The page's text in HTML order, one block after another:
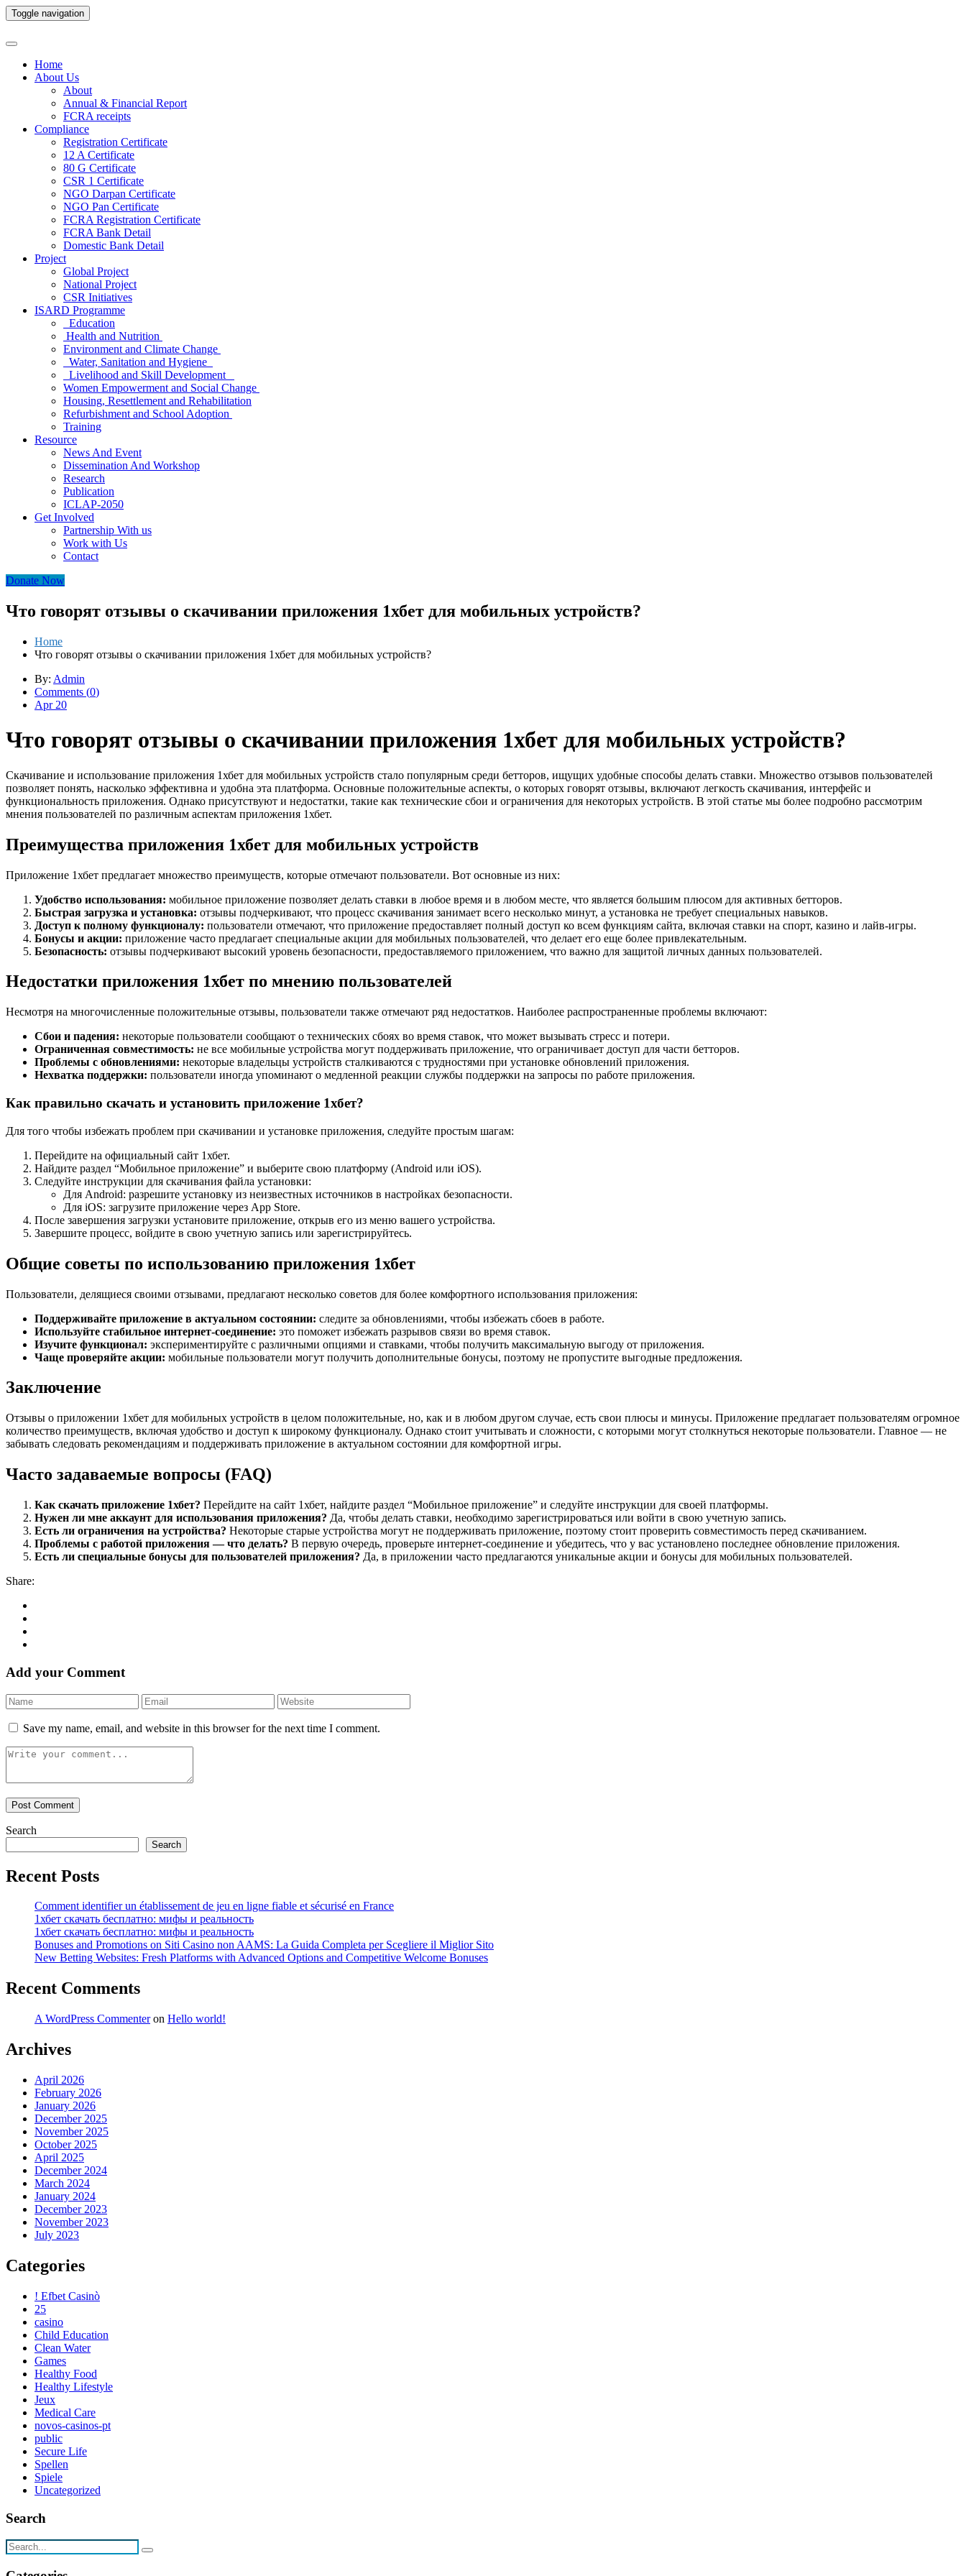
Toggle navigation
Home
About Us
About
Annual & Financial Report
FCRA receipts
Compliance
Registration Certificate
12 A Certificate
80 G Certificate
CSR 1 Certificate
NGO Darpan Certificate
NGO Pan Certificate
FCRA Registration Certificate
FCRA Bank Detail
Domestic Bank Detail
Project
Global Project
National Project
CSR Initiatives
ISARD Programme
Education
Health and Nutrition
Environment and Climate Change
Water, Sanitation and Hygiene
Livelihood and Skill Development
Women Empowerment and Social Change
Housing, Resettlement and Rehabilitation
Refurbishment and School Adoption
Training
Resource
News And Event
Dissemination And Workshop
Research
Publication
ICLAP-2050
Get Involved
Partnership With us
Work with Us
Contact
Donate Now
Что говорят отзывы о скачивании приложения 1хбет для мобильных устройств?
Home
Что говорят отзывы о скачивании приложения 1хбет для мобильных устройств?
By: Admin
Comments (0)
Apr 20
Что говорят отзывы о скачивании приложения 1хбет для мобильных устройств?
Скачивание и использование приложения 1хбет для мобильных устройств стало популярным среди бетторов, ищущих удобные способы делать ставки. Множество отзывов пользователей
позволяет понять, насколько эффективна и удобна эта платформа. Основные положительные аспекты, о которых говорят отзывы, включают легкость скачивания, интерфейс и
функциональность приложения. Однако присутствуют и недостатки, такие как технические сбои и ограничения для некоторых устройств. В этой статье мы более подробно рассмотрим
мнения пользователей по различным аспектам приложения 1хбет.
Преимущества приложения 1хбет для мобильных устройств
Приложение 1хбет предлагает множество преимуществ, которые отмечают пользователи. Вот основные из них:
Удобство использования: мобильное приложение позволяет делать ставки в любое время и в любом месте, что является большим плюсом для активных бетторов.
Быстрая загрузка и установка: отзывы подчеркивают, что процесс скачивания занимает всего несколько минут, а установка не требует специальных навыков.
Доступ к полному функционалу: пользователи отмечают, что приложение предоставляет полный доступ ко всем функциям сайта, включая ставки на спорт, казино и лайв-игры.
Бонусы и акции: приложение часто предлагает специальные акции для мобильных пользователей, что делает его еще более привлекательным.
Безопасность: отзывы подчеркивают высокий уровень безопасности, предоставляемого приложением, что важно для защитой личных данных пользователей.
Недостатки приложения 1хбет по мнению пользователей
Несмотря на многочисленные положительные отзывы, пользователи также отмечают ряд недостатков. Наиболее распространенные проблемы включают:
Сбои и падения: некоторые пользователи сообщают о технических сбоях во время ставок, что может вызывать стресс и потери.
Ограниченная совместимость: не все мобильные устройства могут поддерживать приложение, что ограничивает доступ для части бетторов.
Проблемы с обновлениями: некоторые владельцы устройств сталкиваются с трудностями при установке обновлений приложения.
Нехватка поддержки: пользователи иногда упоминают о медленной реакции службы поддержки на запросы по работе приложения.
Как правильно скачать и установить приложение 1хбет?
Для того чтобы избежать проблем при скачивании и установке приложения, следуйте простым шагам:
Перейдите на официальный сайт 1хбет.
Найдите раздел “Мобильное приложение” и выберите свою платформу (Android или iOS).
Следуйте инструкции для скачивания файла установки:
Для Android: разрешите установку из неизвестных источников в настройках безопасности.
Для iOS: загрузите приложение через App Store.
После завершения загрузки установите приложение, открыв его из меню вашего устройства.
Завершите процесс, войдите в свою учетную запись или зарегистрируйтесь.
Общие советы по использованию приложения 1хбет
Пользователи, делящиеся своими отзывами, предлагают несколько советов для более комфортного использования приложения:
Поддерживайте приложение в актуальном состоянии: следите за обновлениями, чтобы избежать сбоев в работе.
Используйте стабильное интернет-соединение: это поможет избежать разрывов связи во время ставок.
Изучите функционал: экспериментируйте с различными опциями и ставками, чтобы получить максимальную выгоду от приложения.
Чаще проверяйте акции: мобильные пользователи могут получить дополнительные бонусы, поэтому не пропустите выгодные предложения.
Заключение
Отзывы о приложении 1хбет для мобильных устройств в целом положительные, но, как и в любом другом случае, есть свои плюсы и минусы. Приложение предлагает пользователям огромное
количество преимуществ, включая удобство и доступ к широкому функционалу. Однако стоит учитывать и сложности, с которыми могут столкнуться некоторые пользователи. Главное — не
забывать следовать рекомендациям и поддерживать приложение в актуальном состоянии для комфортной игры.
Часто задаваемые вопросы (FAQ)
Как скачать приложение 1хбет? Перейдите на сайт 1хбет, найдите раздел “Мобильное приложение” и следуйте инструкции для своей платформы.
Нужен ли мне аккаунт для использования приложения? Да, чтобы делать ставки, необходимо зарегистрироваться или войти в свою учетную запись.
Есть ли ограничения на устройства? Некоторые старые устройства могут не поддерживать приложение, поэтому стоит проверить совместимость перед скачиванием.
Проблемы с работой приложения — что делать? В первую очередь, проверьте интернет-соединение и убедитесь, что у вас установлено последнее обновление приложения.
Есть ли специальные бонусы для пользователей приложения? Да, в приложении часто предлагаются уникальные акции и бонусы для мобильных пользователей.
Share:
Add your Comment
Save my name, email, and website in this browser for the next time I comment.
Search
Search
Recent Posts
Comment identifier un établissement de jeu en ligne fiable et sécurisé en France
1хбет скачать бесплатно: мифы и реальность
1хбет скачать бесплатно: мифы и реальность
Bonuses and Promotions on Siti Casino non AAMS: La Guida Completa per Scegliere il Miglior Sito
New Betting Websites: Fresh Platforms with Advanced Options and Competitive Welcome Bonuses
Recent Comments
A WordPress Commenteron Hello world!
Archives
April 2026
February 2026
January 2026
December 2025
November 2025
October 2025
April 2025
December 2024
March 2024
January 2024
December 2023
November 2023
July 2023
Categories
! Efbet Casinò
25
casino
Child Education
Clean Water
Games
Healthy Food
Healthy Lifestyle
Jeux
Medical Care
novos-casinos-pt
public
Secure Life
Spellen
Spiele
Uncategorized
Search